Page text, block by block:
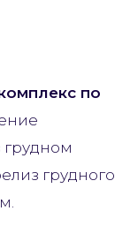
по
грудном
грудного